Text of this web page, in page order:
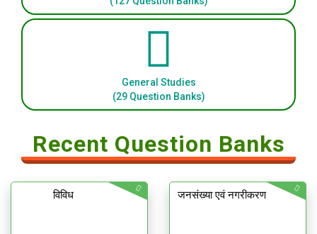
General Studies
(29 Question Banks)
Recent Question Banks
विविध जनसंख्या एवं नगरीकरण